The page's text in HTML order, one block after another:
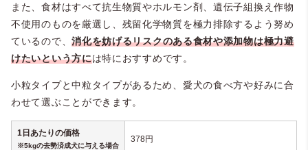
また、食材はすべて抗生物質やホルモン剤、遺伝子組換え作物
不使用のものを厳選し、残留化学物質を極力排除するよう努め
ているので、消化を妨げるリスクのある食材や添加物は極力避
けたいという方には特におすすめです。
小粒タイプと中粒タイプがあるため、愛犬の食べ方や好みに合
わせて選ぶことができます。
1日あたりの価格
※5kgの去勢済成犬に与える場合
378円